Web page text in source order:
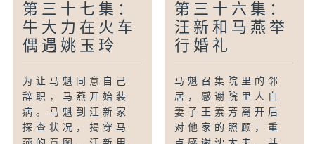
第三十七集：
牛大力在火车
偶遇姚玉玲
为让马魁同意自己
辞职，马燕开始装
病。马魁到汪新家
探查状况，揭穿马
第三十六集：
汪新和马燕举
行婚礼
马魁召集院里的邻
居，感谢院里人自
妻子王素芳离开后
对他家的照顾，重